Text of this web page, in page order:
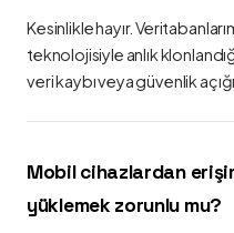
Kesinlikle hayır.
teknolojisiyle anlık
veri kaybı veya güvenlik
Mobil cihazlardan
yüklemek zorunlu mu?